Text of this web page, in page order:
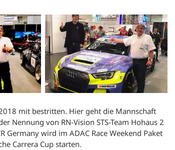
mit bestritten. Hier geht die Mannschaft
Nennung von RN-Vision STS-Team Hohaus 2
Germany wird im ADAC Race Weekend Paket
Carrera Cup starten.